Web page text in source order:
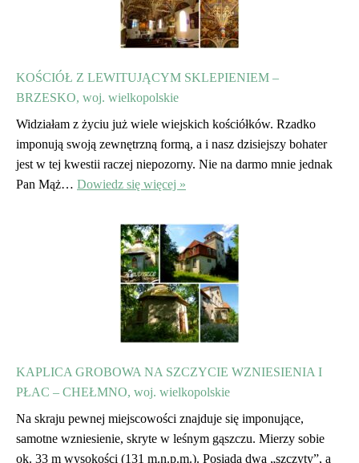
KOŚCIÓŁ Z LEWITUJĄCYM SKLEPIENIEM –
BRZESKO, woj. wielkopolskie
Widziałam z życiu już wiele wiejskich kościółków. Rzadko
imponują swoją zewnętrzną formą, a i nasz dzisiejszy bohater
jest w tej kwestii raczej niepozorny. Nie na darmo mnie jednak
Pan Mąż… Dowiedz się więcej »
KAPLICA GROBOWA NA SZCZYCIE WZNIESIENIA I
PŁAC – CHEŁMNO, woj. wielkopolskie
Na skraju pewnej miejscowości znajduje się imponujące,
samotne wzniesienie, skryte w leśnym gąszczu. Mierzy sobie
ok. 33 m wysokości (131 m.n.p.m.). Posiada dwa „szczyty”, a